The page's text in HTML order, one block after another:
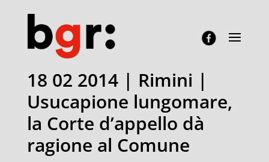
18 02 2014 | Rimini |
Usucapione lungomare,
la Corte d’appello dà
ragione al Comune